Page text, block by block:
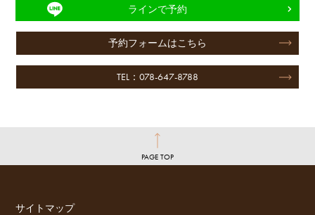
ラインで予約
予約フォームはこちら
TEL：078-647-8788
PAGE TOP
サイトマップ